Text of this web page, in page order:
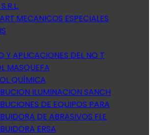
ESPECIALES
Y APLICACIONES DEL NO T
MASQUEFA
QUÍMICA
ILUMINACION SANCH
DE EQUIPOS PARA
DE ABRASIVOS FLE
ERSA